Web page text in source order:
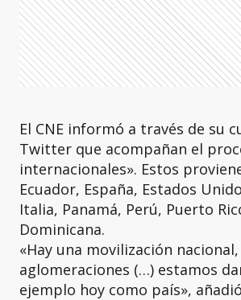
El CNE informó a través de su
Twitter que acompañan el
internacionales». Estos
Ecuador, España, Estados
Italia, Panamá, Perú, Puerto
Dominicana.
«Hay una movilización
aglomeraciones (…) estamos
ejemplo hoy como país»,